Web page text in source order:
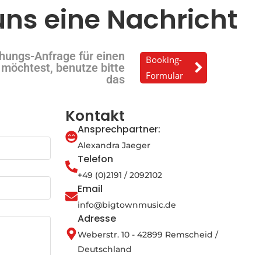
eine Nachricht
Anfrage für einen
benutze bitte
das
Booking-
Formular
Kontakt
Ansprechpartner:
Alexandra Jaeger
Telefon
+49 (0)2191 / 2092102
Email
info@bigtownmusic.de
Adresse
Weberstr. 10 - 42899 Remscheid /
Deutschland